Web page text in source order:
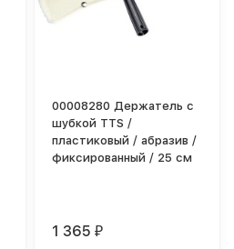
00008280 Держатель с
шубкой TTS /
пластиковый / абразив /
фиксированный / 25 см
1 365₽